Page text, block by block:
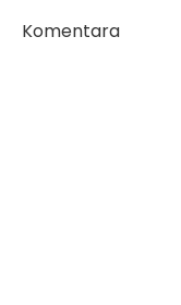
Komentara